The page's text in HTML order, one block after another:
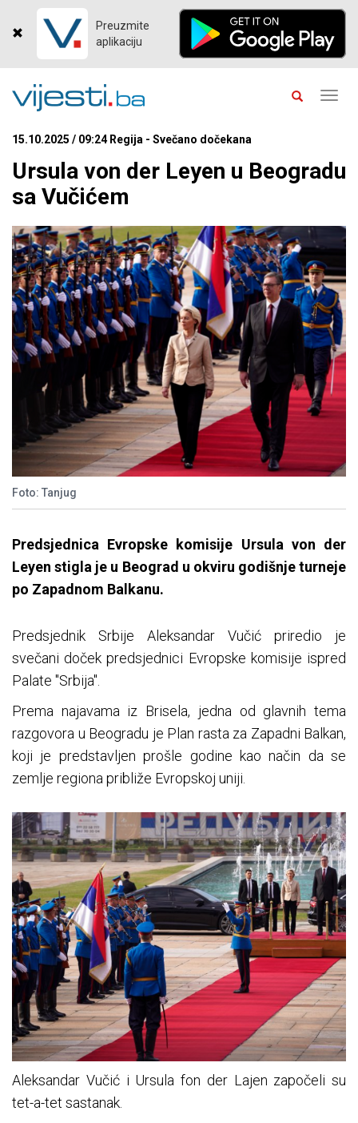
Preuzmite
aplikaciju
15.10.2025 / 09:24 Regija - Svečano dočekana
Ursula von der Leyen u Beogradu
sa Vučićem
Foto: Tanjug
Predsjednica Evropske komisije Ursula von der
Leyen stigla je u Beograd u okviru godišnje turneje
po Zapadnom Balkanu.
Predsjednik Srbije Aleksandar Vučić priredio je
svečani doček predsjednici Evropske komisije ispred
Palate "Srbija".
Prema najavama iz Brisela, jedna od glavnih tema
razgovora u Beogradu je Plan rasta za Zapadni Balkan,
koji je predstavljen prošle godine kao način da se
zemlje regiona približe Evropskoj uniji.
Aleksandar Vučić i Ursula fon der Lajen započeli su
tet-a-tet sastanak.